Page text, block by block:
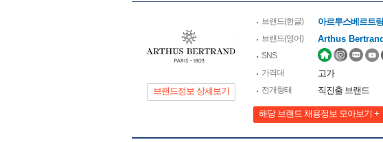
브랜드정보 상세보기
브랜드(한글) 아르투스베르트랑
브랜드(영어) Arthus Bertrand
SNS
가격대
고가
전개형태 직진출 브랜드
해당 브랜드 채용정보 모아보기 +